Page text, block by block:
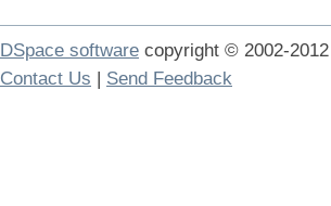
DSpace software copyright © 2002-2012
Contact Us | Send Feedback